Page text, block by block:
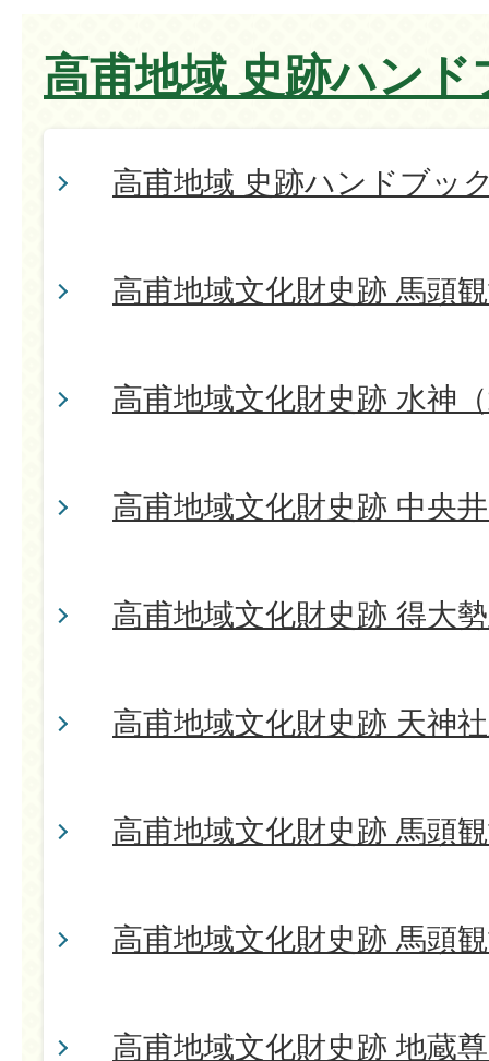
高甫地域 史跡ハンド
高甫地域 史跡ハンドブッ
高甫地域文化財史跡 馬頭
高甫地域文化財史跡 水神
高甫地域文化財史跡 中央
高甫地域文化財史跡 得大
高甫地域文化財史跡 天神
高甫地域文化財史跡 馬頭
高甫地域文化財史跡 馬頭
高甫地域文化財史跡 地蔵